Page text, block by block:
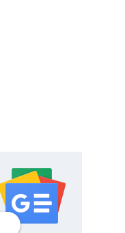
profilgoogle news